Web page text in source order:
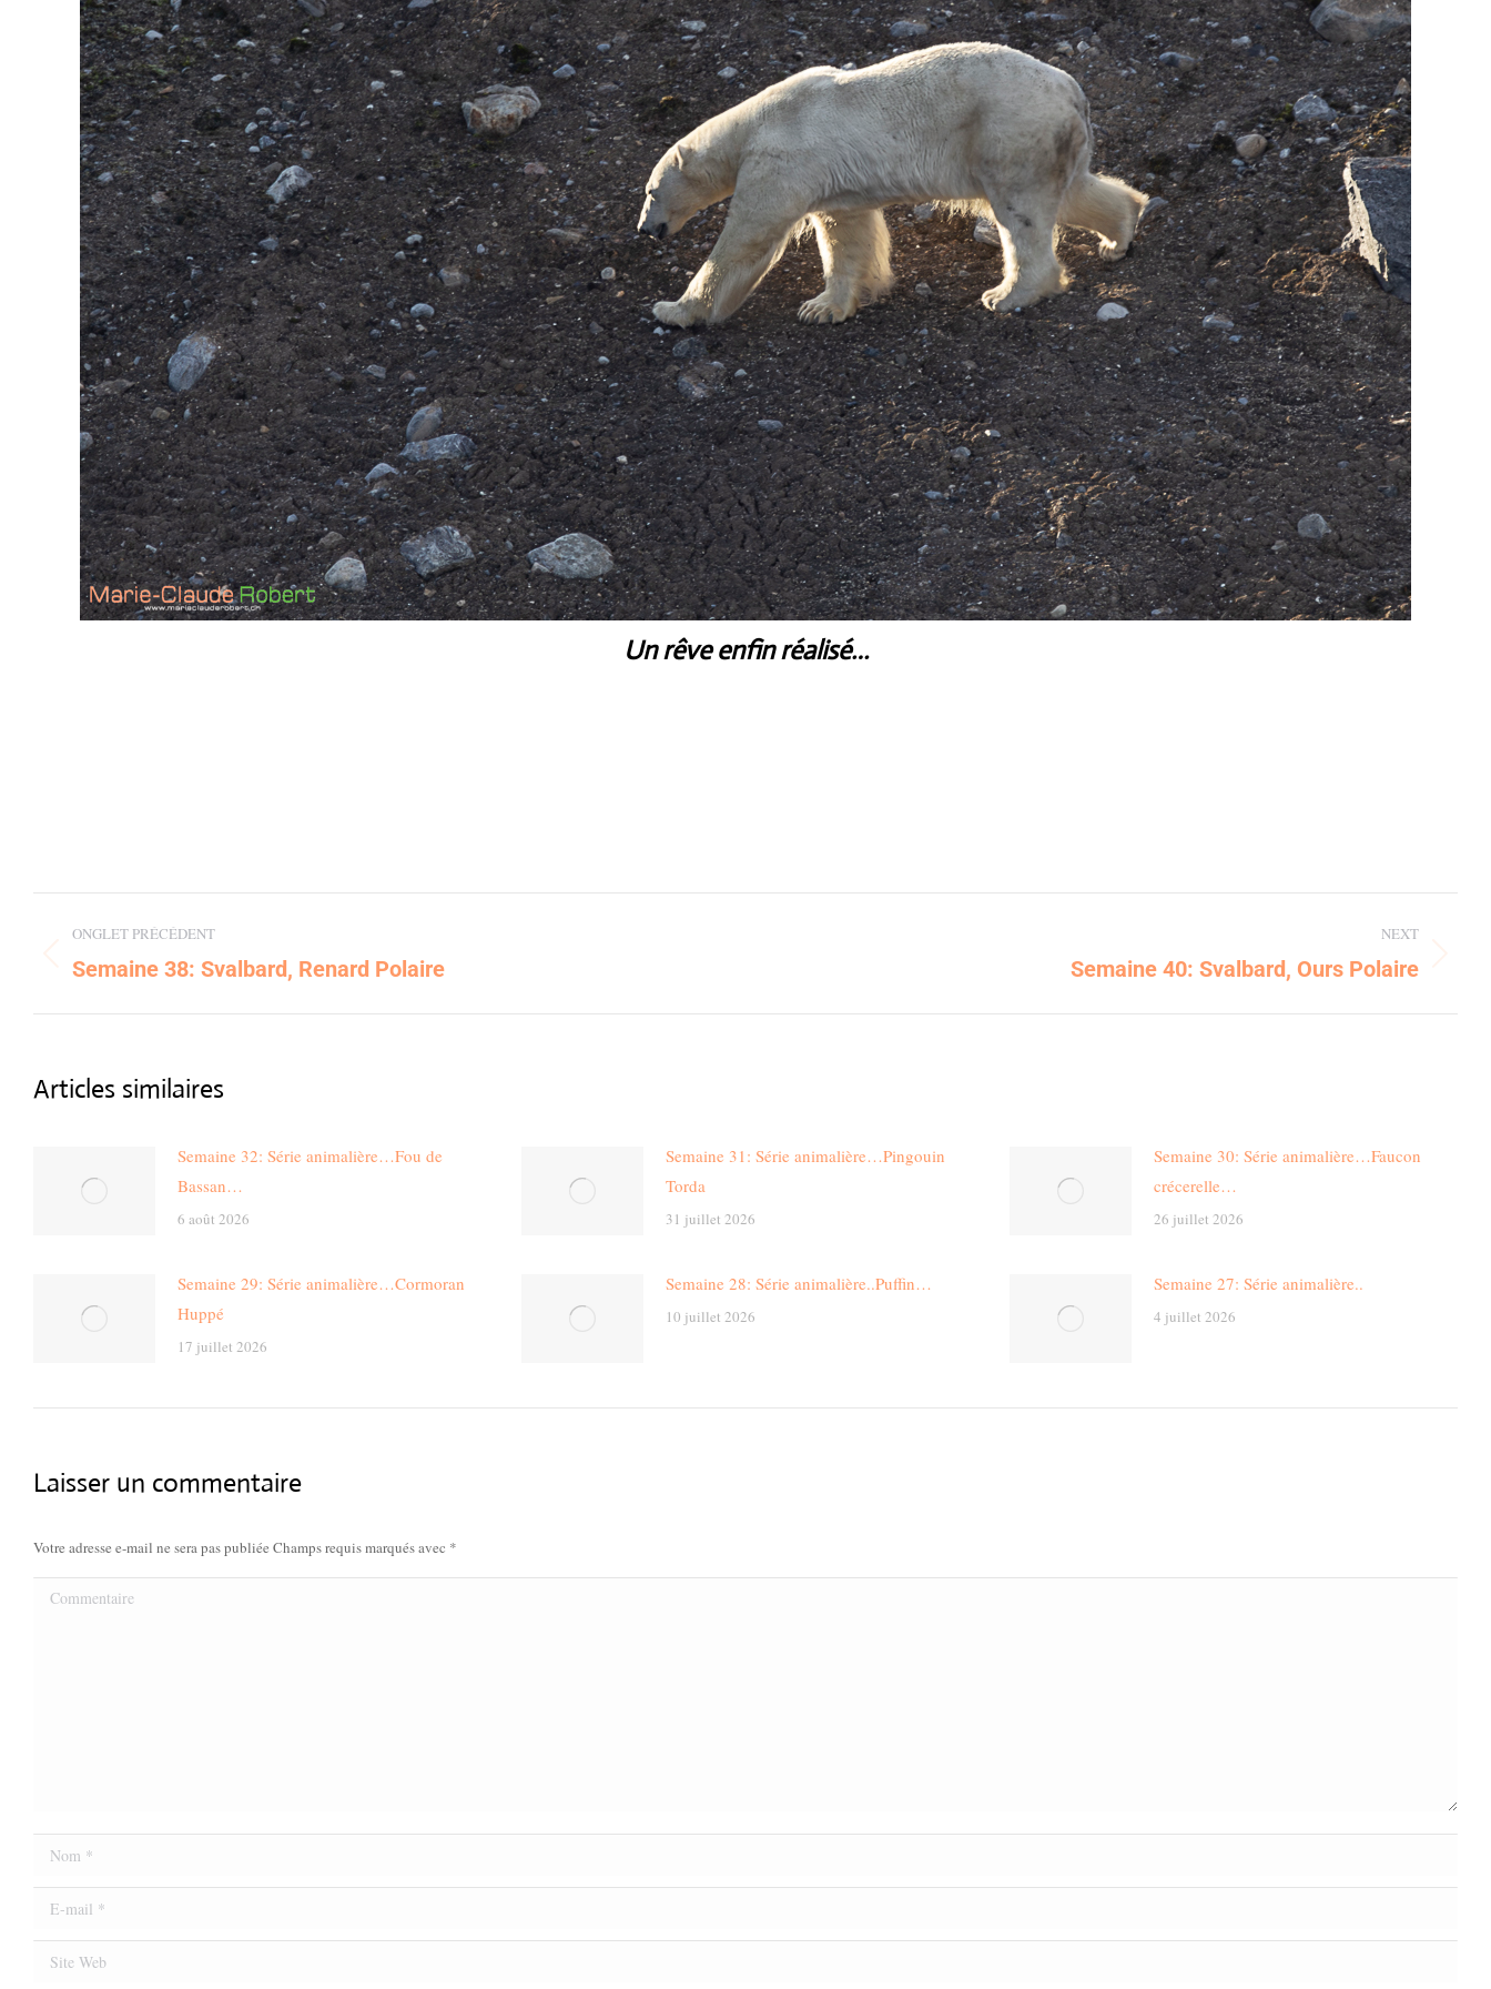
Un rêve enfin réalisé…
navigation
ONGLET PRÉCÉDENT
Previous
Semaine 38: Svalbard, Renard Polaire
NEXT
Semaine 40: Svalbard, Ours Polaire
Articles similaires
Semaine 32: Série animalière…Fou de
Bassan…
6 août 2026
Semaine 31: Série animalière…Pingouin
Torda
31 juillet 2026
Semaine 30: Série animalière…Faucon
crécerelle…
26 juillet 2026
Semaine 29: Série animalière…Cormoran
Huppé
17 juillet 2026
Semaine 28: Série animalière..Puffin…
10 juillet 2026
Semaine 27: Série animalière..
4 juillet 2026
Laisser un commentaire
Votre adresse e-mail ne sera pas publiée Champs requis marqués avec *
Commentaire
Nom *
E-mail *
Site Web